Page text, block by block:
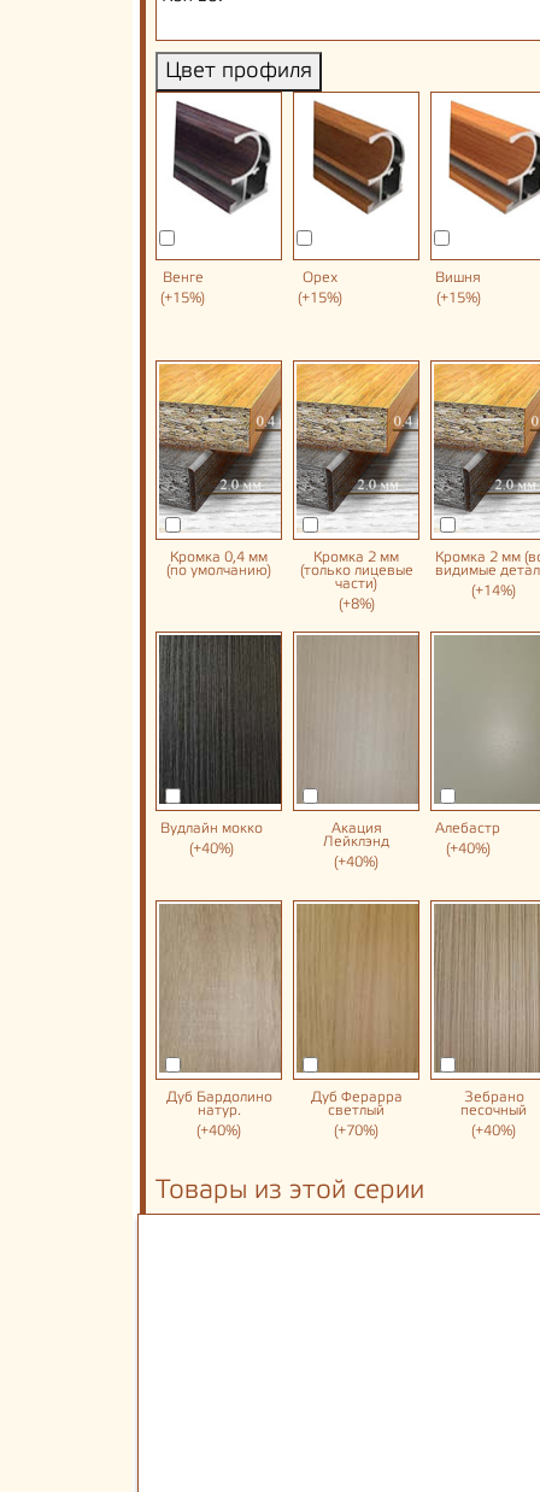
Цвет профиля
Венге
(+15%)
Орех
(+15%)
Вишня
(+15%)
Кромка 0,4 мм
(по умолчанию)
Кромка 2 мм
(только лицевые
части)
(+8%)
Кромка 2 мм
видимые
(+14%)
Вудлайн мокко
(+40%)
Акация
Лейклэнд
(+40%)
Алебастр
(+40%)
Дуб Бардолино
натур.
(+40%)
Дуб Ферарра
светлый
(+70%)
Зебрано
песочный
(+40%)
Товары из этой серии